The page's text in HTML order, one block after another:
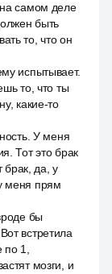
на самом деле
быть
то, что он
испытывает.
то, что ты
какие-то
У меня
Тот это брак
брак, да, у
меня прям
бы
встретила
1,
мозги, и